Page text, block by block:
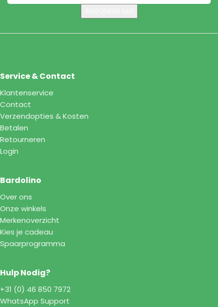
Service & Contact
Klantenservice
Contact
Verzendopties & Kosten
Betalen
Retourneren
Login
Bardolino
Over ons
Onze winkels
Merkenoverzicht
Kies je cadeau
Spaarprogramma
Hulp Nodig?
+31 (0) 46 850 7972
WhatsApp Support